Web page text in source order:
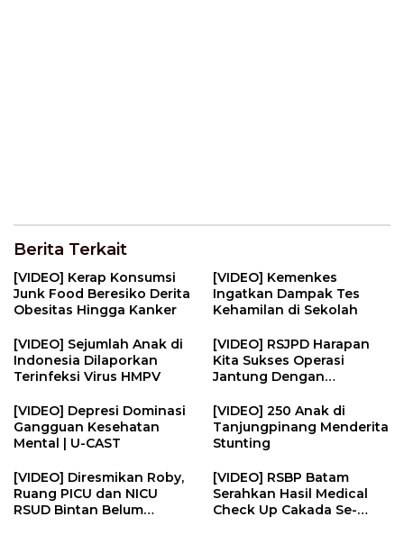
Berita Terkait
[VIDEO] Kerap Konsumsi
Junk Food Beresiko Derita
Obesitas Hingga Kanker
[VIDEO] Kemenkes
Ingatkan Dampak Tes
Kehamilan di Sekolah
[VIDEO] Sejumlah Anak di
Indonesia Dilaporkan
Terinfeksi Virus HMPV
[VIDEO] RSJPD Harapan
Kita Sukses Operasi
Jantung Dengan
[VIDEO] Depresi Dominasi
Gangguan Kesehatan
Mental | U-CAST
[VIDEO] 250 Anak di
Tanjungpinang Menderita
Stunting
[VIDEO] Diresmikan Roby,
Ruang PICU dan NICU
RSUD Bintan Belum
[VIDEO] RSBP Batam
Serahkan Hasil Medical
Check Up Cakada Se-